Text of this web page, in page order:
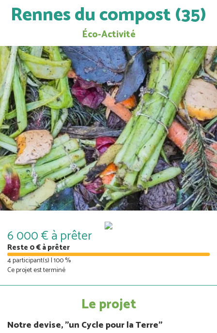
Rennes du compost (35)
Éco-Activité
6 000 € à prêter
Reste 0 € à prêter
4 participant(s) | 100 %
Ce projet est terminé
Le projet
Notre devise, "un Cycle pour la Terre"